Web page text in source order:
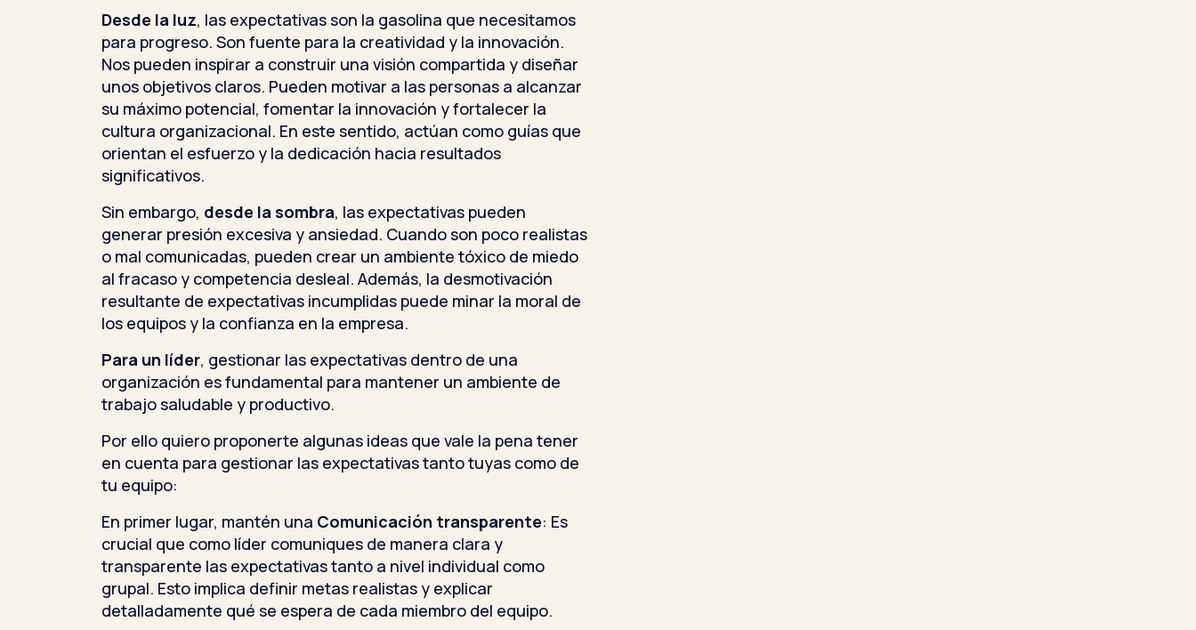
Desde la luz, las expectativas son la gasolina que necesitamos
para progreso. Son fuente para la creatividad y la innovación.
Nos pueden inspirar a construir una visión compartida y diseñar
unos objetivos claros. Pueden motivar a las personas a alcanzar
su máximo potencial, fomentar la innovación y fortalecer la
cultura organizacional. En este sentido, actúan como guías que
orientan el esfuerzo y la dedicación hacia resultados
significativos.
Sin embargo, desde la sombra, las expectativas pueden
generar presión excesiva y ansiedad. Cuando son poco realistas
o mal comunicadas, pueden crear un ambiente tóxico de miedo
al fracaso y competencia desleal. Además, la desmotivación
resultante de expectativas incumplidas puede minar la moral de
los equipos y la confianza en la empresa.
Para un líder, gestionar las expectativas dentro de una
organización es fundamental para mantener un ambiente de
trabajo saludable y productivo.
Por ello quiero proponerte algunas ideas que vale la pena tener
en cuenta para gestionar las expectativas tanto tuyas como de
tu equipo:
En primer lugar, mantén una Comunicación transparente: Es
crucial que como líder comuniques de manera clara y
transparente las expectativas tanto a nivel individual como
grupal. Esto implica definir metas realistas y explicar
detalladamente qué se espera de cada miembro del equipo.